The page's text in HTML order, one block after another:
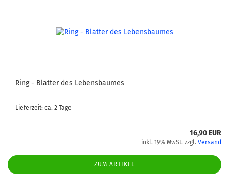
Ring - Blätter des Lebensbaumes
Lieferzeit: ca. 2 Tage
16,90 EUR
inkl. 19% MwSt. zzgl. Versand
ZUM ARTIKEL